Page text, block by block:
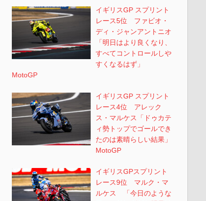
イギリスGP スプリント
レース5位 ファビオ・
ディ・ジャンアントニオ
「明日はより良くなり、
すべてコントロールしや
すくなるはず」
MotoGP
イギリスGP スプリント
レース4位 アレック
ス・マルケス「ドゥカテ
ィ勢トップでゴールでき
たのは素晴らしい結果」
MotoGP
イギリスGPスプリント
レース9位 マルク・マ
ルケス 「今日のような